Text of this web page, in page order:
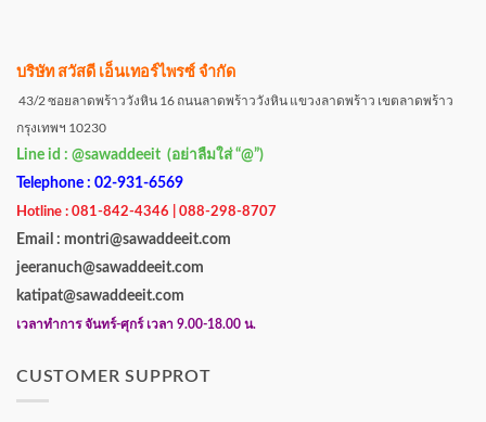
บริษัท สวัสดี เอ็นเทอร์ไพรซ์ จำกัด
43/2 ซอยลาดพร้าววังหิน 16 ถนนลาดพร้าววังหิน แขวงลาดพร้าว เขตลาดพร้าว
กรุงเทพฯ 10230
Line id : @sawaddeeit (อย่าลืมใส่ “@”)
Telephone : 02-931-6569
Hotline : 081-842-4346 | 088-298-8707
Email : montri@sawaddeeit.com
jeeranuch@sawaddeeit.com
katipat@sawaddeeit.com
เวลาทำการ จันทร์-ศุกร์ เวลา 9.00-18.00 น.
CUSTOMER SUPPROT